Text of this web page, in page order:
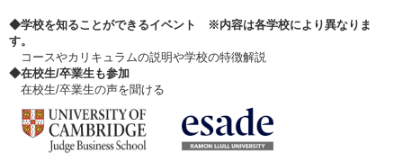
◆学校を知ることができるイベント ※内容は各学校により異なりま
す。
コースやカリキュラムの説明や学校の特徴解説
◆在校生/卒業生も参加
在校生/卒業生の声を聞ける